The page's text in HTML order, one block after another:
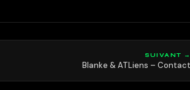
SUIVANT
Blanke & ATLiens –